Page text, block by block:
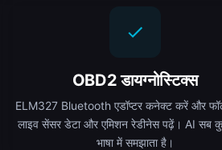
OBD2 डायग्नोस्टिक्स
ELM327 Bluetooth एडॉप्टर कनेक्ट करें और
लाइव सेंसर डेटा और एमिशन रेडीनेस पढ़ें। AI सब
भाषा में समझाता है।